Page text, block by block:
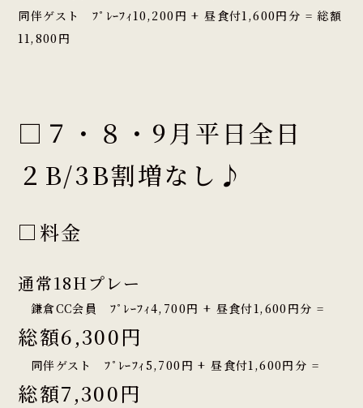
同伴ゲスト ﾌﾟﾚｰﾌｨ10,200円 + 昼食付1,600円分 = 総額
11,800円
□７・８・9月平日全日
２B/3B割増なし♪
□料金
通常18Hプレー
鎌倉CC会員 ﾌﾟﾚｰﾌｨ4,700円 + 昼食付1,600円分 =
総額6,300円
同伴ゲスト ﾌﾟﾚｰﾌｨ5,700円 + 昼食付1,600円分 =
総額7,300円